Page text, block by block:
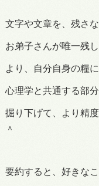
文字や文章を、残さ
お弟子さんが唯一残
より、自分自身の糧
心理学と共通する部
掘り下げて、より精
＾
要約すると、好きなこ